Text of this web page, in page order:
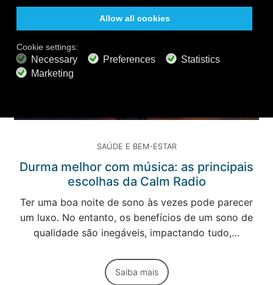
SAÚDE E BEM-ESTAR
Durma melhor com música: as principais
escolhas da Calm Radio
Ter uma boa noite de sono às vezes pode parecer
um luxo. No entanto, os benefícios de um sono de
qualidade são inegáveis, impactando tudo,…
Saiba mais